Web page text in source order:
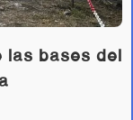
bases del